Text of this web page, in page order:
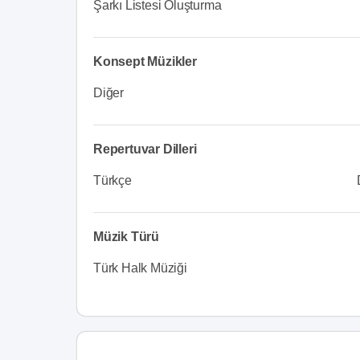
Şarkı Listesi Oluşturma
Konsept Müzikler
Diğer
Repertuvar Dilleri
Türkçe
Müzik Türü
Türk Halk Müziği